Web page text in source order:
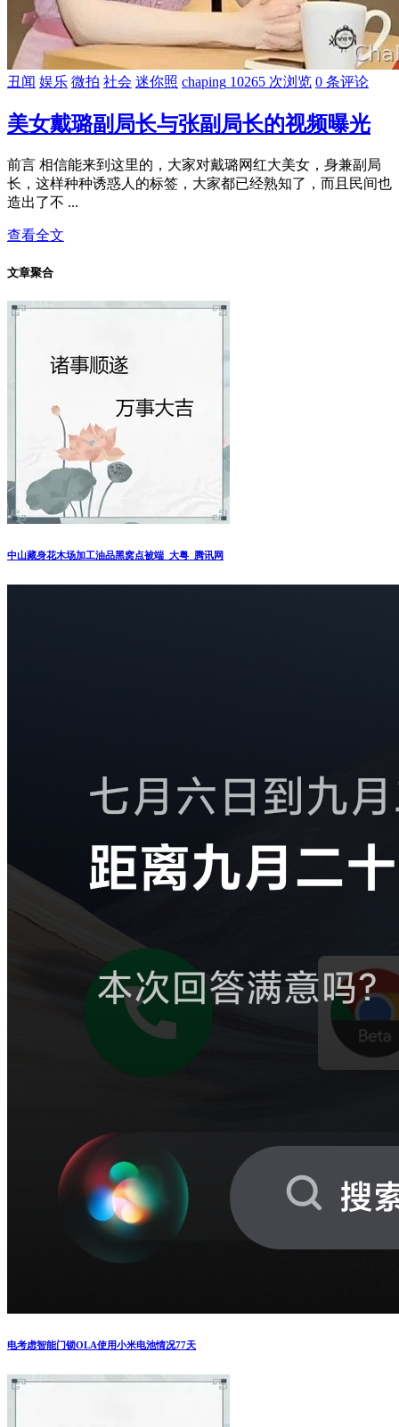
丑闻 娱乐 微拍 社会 迷你照 chaping 10265 次浏览 0 条评论
美女戴璐副局长与张副局长的视频曝光
前言 相信能来到这里的，大家对戴璐网红大美女，身兼副局
长，这样种种诱惑人的标签，大家都已经熟知了，而且民间也
造出了不 ...
查看全文
文章聚合
中山藏身花木场加工油品黑窝点被端_大粤_腾讯网
电考虑智能门锁OLA使用小米电池情况77天